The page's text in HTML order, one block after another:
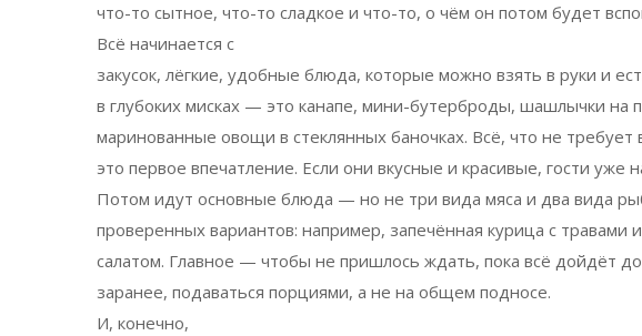
что-то сытное, что-то сладкое и что-то, о чём он потом будет
Всё начинается с
закусок, лёгкие, удобные блюда, которые можно взять в руки и
в глубоких мисках — это канапе, мини-бутерброды, шашлычки на
маринованные овощи в стеклянных баночках. Всё, что не требует
это первое впечатление. Если они вкусные и красивые, гости уже
Потом идут основные блюда — но не три вида мяса и два вида
проверенных вариантов: например, запечённая курица с травами
салатом. Главное — чтобы не пришлось ждать, пока всё дойдёт
заранее, подаваться порциями, а не на общем подносе.
И, конечно,